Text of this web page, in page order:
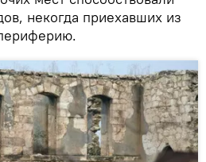
некогда приехавших из